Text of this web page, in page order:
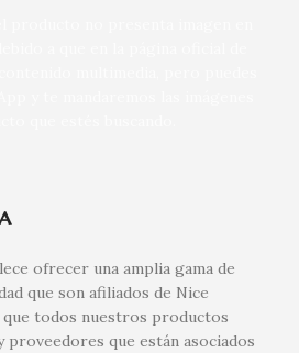
ofrecer una amplia gama de
que son afiliados de Nice
todos nuestros productos
proveedores que están asociados